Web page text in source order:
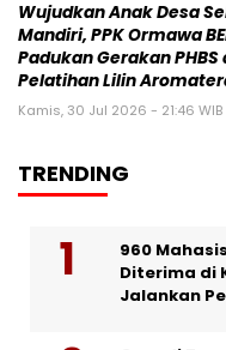
Wujudkan Anak Desa
Mandiri, PPK Ormawa
Padukan Gerakan PHBS
Pelatihan Lilin
Kamis, 30 Jul 2026 - 21:46 WIB
TRENDING
960
Diterima di
Jalankan